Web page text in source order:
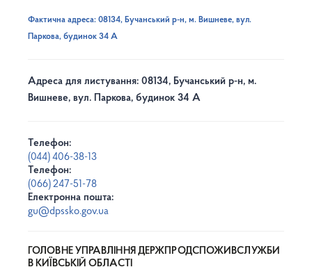
Фактична адреса: 08134, Бучанський р-н, м. Вишневе, вул.
Паркова, будинок 34 А
Адреса для листування: 08134, Бучанський р-н, м.
Вишневе, вул. Паркова, будинок 34 А
Телефон:
(044) 406-38-13
Телефон:
(066) 247-51-78
Електронна пошта:
gu@dpssko.gov.ua
ГОЛОВНЕ УПРАВЛІННЯ ДЕРЖПРОДСПОЖИВСЛУЖБИ
В КИЇВСЬКІЙ ОБЛАСТІ